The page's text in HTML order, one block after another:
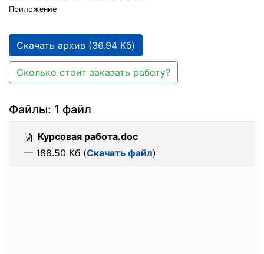
Приложение
Скачать архив (36.94 Кб)
Сколько стоит заказать работу?
Файлы: 1 файл
Курсовая работа.doc
— 188.50 Кб (Скачать файл)